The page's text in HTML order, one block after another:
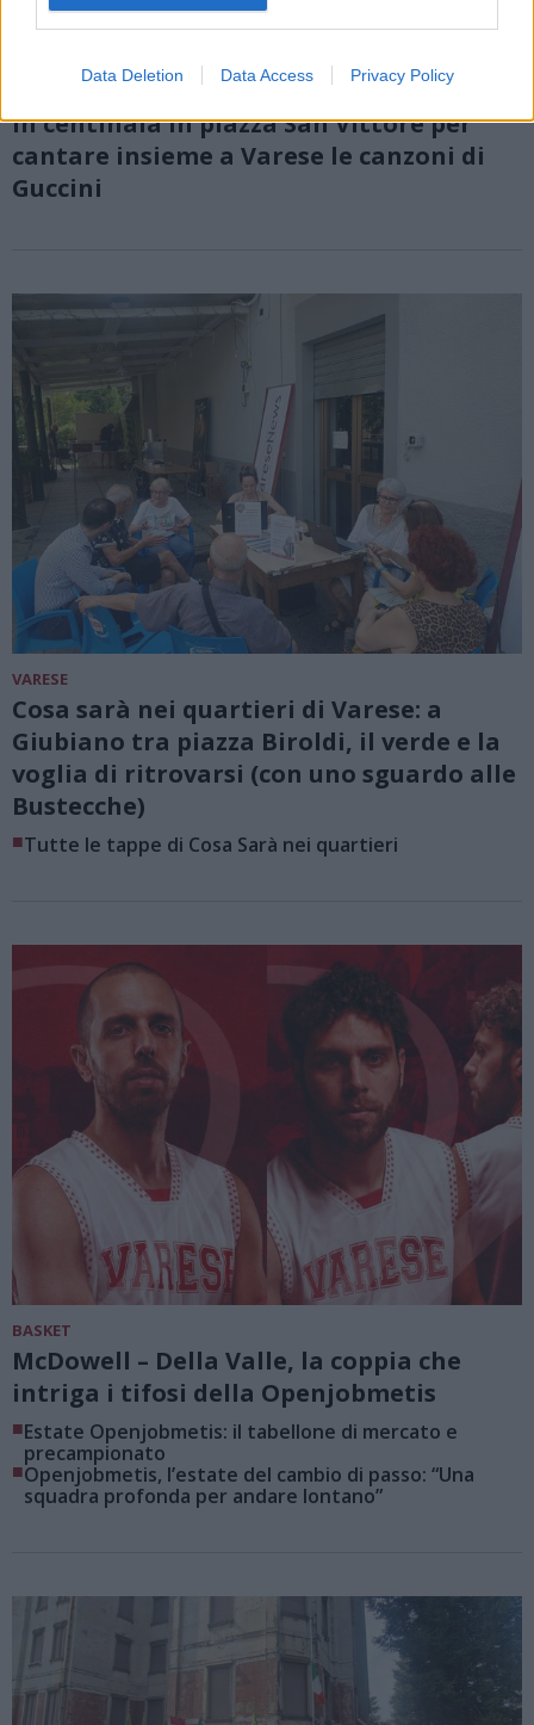
Data Deletion Data Access Privacy Policy
In centinaia in piazza San Vittore per
cantare insieme a Varese le canzoni di
Guccini
VARESE
Cosa sarà nei quartieri di Varese: a
Giubiano tra piazza Biroldi, il verde e la
voglia di ritrovarsi (con uno sguardo alle
Bustecche)
■Tutte le tappe di Cosa Sarà nei quartieri
BASKET
McDowell – Della Valle, la coppia che
intriga i tifosi della Openjobmetis
■Estate Openjobmetis: il tabellone di mercato e
precampionato
■Openjobmetis, l’estate del cambio di passo: “Una
squadra profonda per andare lontano”